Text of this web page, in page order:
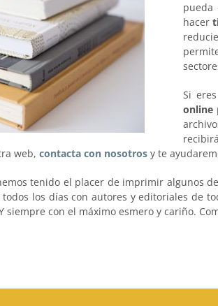
pueda
hacer
Si
online
web, contacta con nosotros y te
tenido el placer de imprimir algunos
los días con autores y editoriales de
siempre con el máximo esmero y cariño.